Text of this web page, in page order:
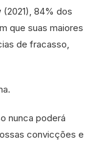
(2021), 84% dos
que suas maiores
de fracasso,
nunca poderá
convicções e